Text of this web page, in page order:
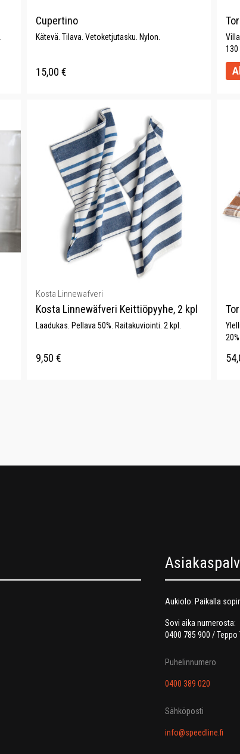
Cupertino
Kätevä. Tilava. Vetoketjutasku. Nylon.
15,00 €
130
Kosta Linnewafveri
Kosta Linnewäfveri Keittiöpyyhe, 2 kpl
Laadukas. Pellava 50%. Raitakuviointi. 2 kpl.
9,50 €
Aukiolo: Paikalla
Sovi aika numerosta:
0400 785 900 / Teppo
Puhelinnumero
0400 389 020
Sähköposti
info@speedline.fi